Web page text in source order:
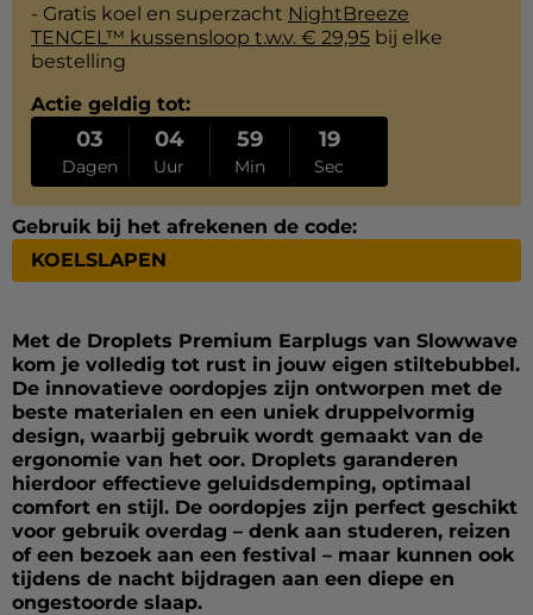
- Gratis koel en superzacht NightBreeze
TENCEL™ kussensloop t.w.v. € 29,95 bij elke
bestelling
Actie geldig tot:
03
Dagen
04
Uur
59
Min
19
Sec
Gebruik bij het afrekenen de code:
KOELSLAPEN
Met de Droplets Premium Earplugs van Slowwave
kom je volledig tot rust in jouw eigen stiltebubbel.
De innovatieve oordopjes zijn ontworpen met de
beste materialen en een uniek druppelvormig
design, waarbij gebruik wordt gemaakt van de
ergonomie van het oor. Droplets garanderen
hierdoor effectieve geluidsdemping, optimaal
comfort en stijl. De oordopjes zijn perfect geschikt
voor gebruik overdag – denk aan studeren, reizen
of een bezoek aan een festival – maar kunnen ook
tijdens de nacht bijdragen aan een diepe en
ongestoorde slaap.